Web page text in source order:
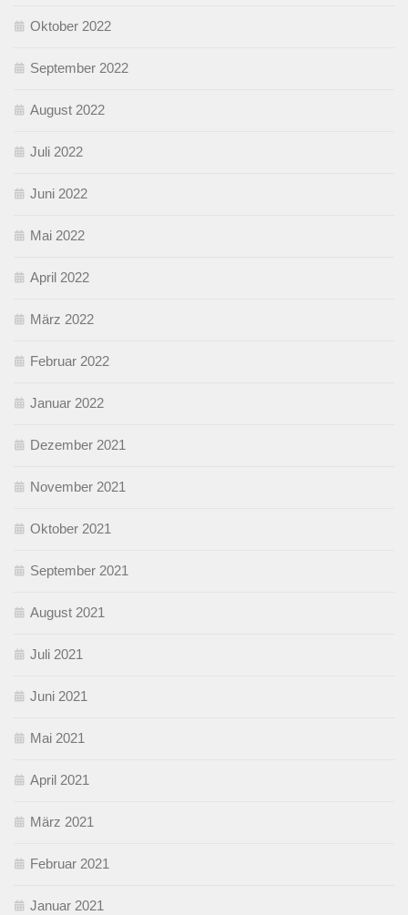
Oktober 2022
September 2022
August 2022
Juli 2022
Juni 2022
Mai 2022
April 2022
März 2022
Februar 2022
Januar 2022
Dezember 2021
November 2021
Oktober 2021
September 2021
August 2021
Juli 2021
Juni 2021
Mai 2021
April 2021
März 2021
Februar 2021
Januar 2021